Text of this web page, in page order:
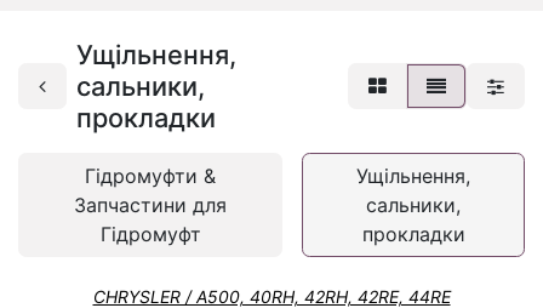
Ущільнення,
сальники,
прокладки
Гідромуфти &
Запчастини для
Гідромуфт
Ущільнення,
сальники,
прокладки
CHRYSLER / A500, 40RH, 42RH, 42RE, 44RE